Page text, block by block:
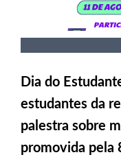
Dia do
estudantes da
palestra sobre
promovida pela